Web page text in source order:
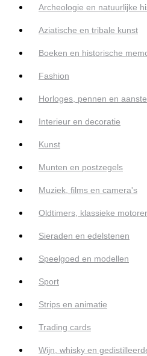
Archeologie en natuurlijke
Aziatische en tribale kunst
Boeken en historische
Fashion
Horloges, pennen en
Interieur en decoratie
Kunst
Munten en postzegels
Muziek, films en camera's
Oldtimers, klassieke
Sieraden en edelstenen
Speelgoed en modellen
Sport
Strips en animatie
Trading cards
Wijn, whisky en